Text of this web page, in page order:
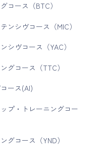
コース（BTC）
ンシヴコース（MIC）
シヴコース（YAC）
グコース（TTC）
ース(AI)
プ・トレーニングコー
グコース（YND）